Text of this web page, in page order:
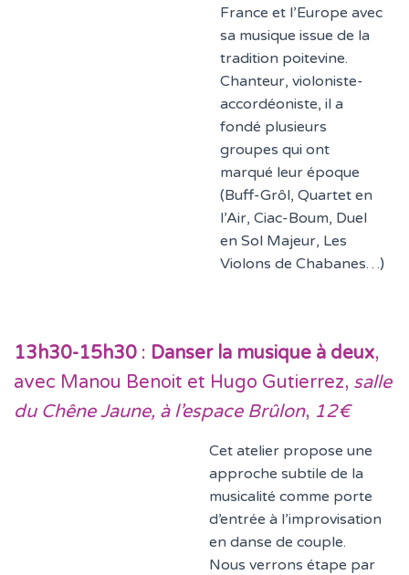
France et l’Europe avec
sa musique issue de la
tradition poitevine.
Chanteur, violoniste-
accordéoniste, il a
fondé plusieurs
groupes qui ont
marqué leur époque
(Buff-Grôl, Quartet en
l’Air, Ciac-Boum, Duel
en Sol Majeur, Les
Violons de Chabanes…)
13h30-15h30 : Danser la musique à deux,
avec Manou Benoit et Hugo Gutierrez, salle
du Chêne Jaune, à l’espace Brûlon, 12€
Cet atelier propose une
approche subtile de la
musicalité comme porte
d’entrée à l’improvisation
en danse de couple.
Nous verrons étape par